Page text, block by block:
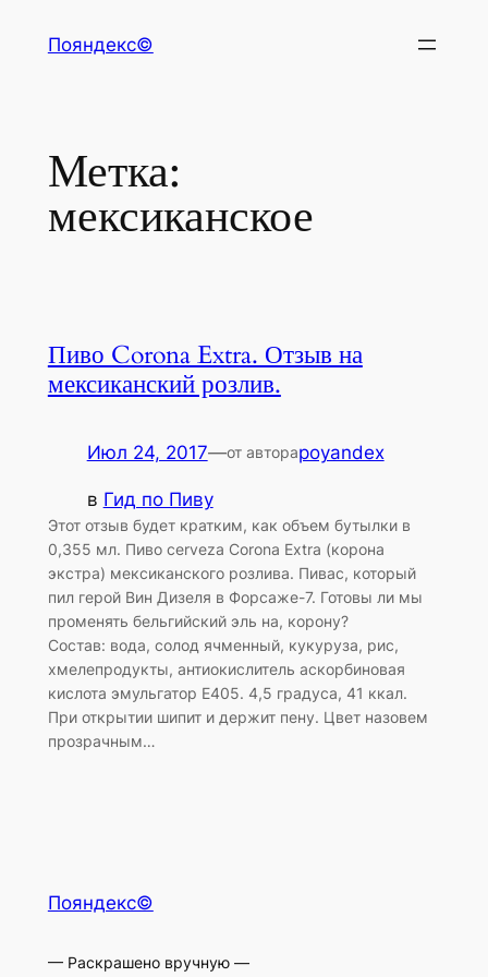
Пояндекс©
Метка:
мексиканское
Пиво Corona Extra. Отзыв на
мексиканский розлив.
Июл 24, 2017—от автораpoyandex
в Гид по Пиву
Этот отзыв будет кратким, как объем бутылки в
0,355 мл. Пиво cerveza Corona Extra (корона
экстра) мексиканского розлива. Пивас, который
пил герой Вин Дизеля в Форсаже-7. Готовы ли мы
променять бельгийский эль на, корону?
Состав: вода, солод ячменный, кукуруза, рис,
хмелепродукты, антиокислитель аскорбиновая
кислота эмульгатор E405. 4,5 градуса, 41 ккал.
При открытии шипит и держит пену. Цвет назовем
прозрачным…
Пояндекс©
— Раскрашено вручную —